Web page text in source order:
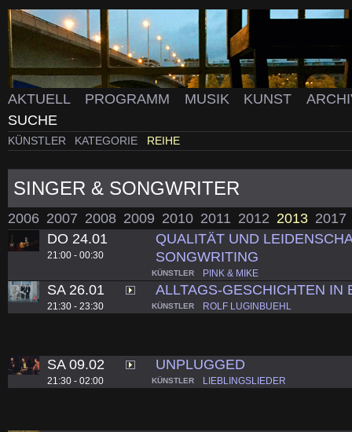
AKTUELL PROGRAMM MUSIK KUNST
SUCHE
KÜNSTLER KATEGORIE REIHE
SINGER & SONGWRITER
2006 2007 2008 2009 2010 2011 2012 2013 2017
DO 24.01
21:00 - 00:30
QUALITÄT UND
SONGWRITING
KÜNSTLER PINK & MIKE
SA 26.01
21:30 - 23:30
ALLTAGS-GESCHICHTEN IN
KÜNSTLER ROLF LUGINBUEHL
SA 09.02
21:30 - 02:00
UNPLUGGED
KÜNSTLER LIEBLINGSLIEDER